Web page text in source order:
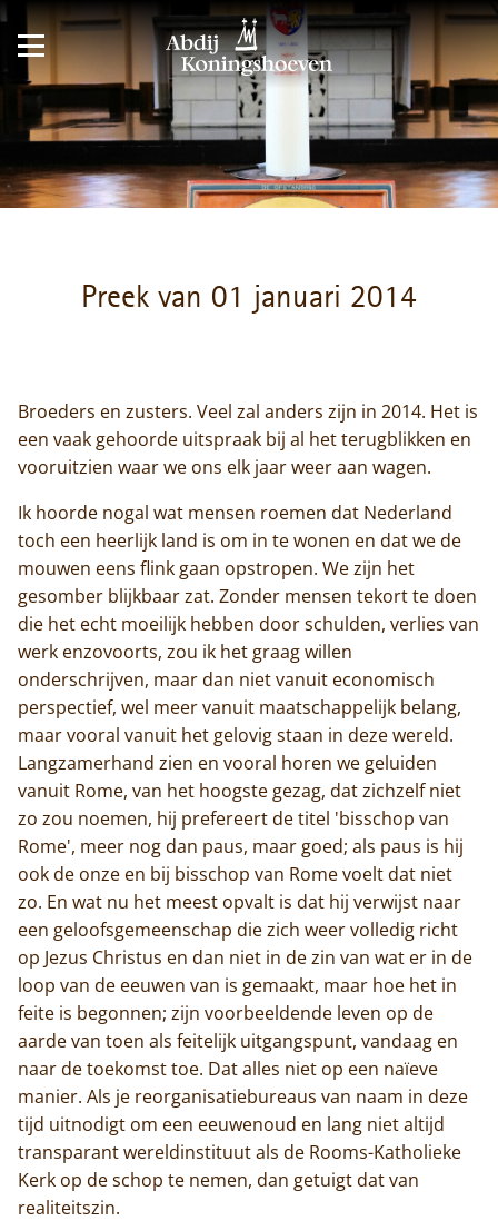
Preek van 01 januari 2014
Broeders en zusters. Veel zal anders zijn in 2014. Het is
een vaak gehoorde uitspraak bij al het terugblikken en
vooruitzien waar we ons elk jaar weer aan wagen.
Ik hoorde nogal wat mensen roemen dat Nederland
toch een heerlijk land is om in te wonen en dat we de
mouwen eens flink gaan opstropen. We zijn het
gesomber blijkbaar zat. Zonder mensen tekort te doen
die het echt moeilijk hebben door schulden, verlies van
werk enzovoorts, zou ik het graag willen
onderschrijven, maar dan niet vanuit economisch
perspectief, wel meer vanuit maatschappelijk belang,
maar vooral vanuit het gelovig staan in deze wereld.
Langzamerhand zien en vooral horen we geluiden
vanuit Rome, van het hoogste gezag, dat zichzelf niet
zo zou noemen, hij prefereert de titel 'bisschop van
Rome', meer nog dan paus, maar goed; als paus is hij
ook de onze en bij bisschop van Rome voelt dat niet
zo. En wat nu het meest opvalt is dat hij verwijst naar
een geloofsgemeenschap die zich weer volledig richt
op Jezus Christus en dan niet in de zin van wat er in de
loop van de eeuwen van is gemaakt, maar hoe het in
feite is begonnen; zijn voorbeeldende leven op de
aarde van toen als feitelijk uitgangspunt, vandaag en
naar de toekomst toe. Dat alles niet op een naïeve
manier. Als je reorganisatiebureaus van naam in deze
tijd uitnodigt om een eeuwenoud en lang niet altijd
transparant wereldinstituut als de Rooms-Katholieke
Kerk op de schop te nemen, dan getuigt dat van
realiteitszin.